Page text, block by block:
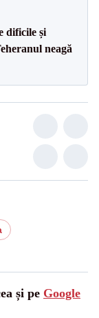
dificile și
neagă
și pe Google